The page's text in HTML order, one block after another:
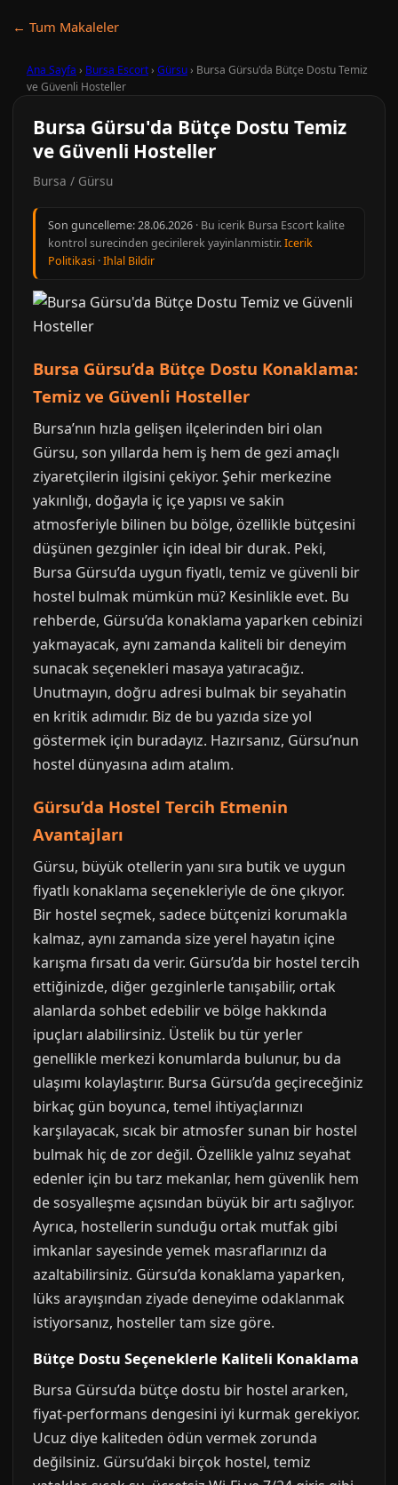
← Tum Makaleler
Ana Sayfa › Bursa Escort› Gürsu› Bursa Gürsu'da Bütçe Dostu Temiz
ve Güvenli Hosteller
Bursa Gürsu'da Bütçe Dostu Temiz
ve Güvenli Hosteller
Bursa / Gürsu
Son guncelleme:28.06.2026 · Bu icerik Bursa Escort kalite
kontrol surecinden gecirilerek yayinlanmistir.Icerik
Politikasi ·Ihlal Bildir
Bursa Gürsu’da Bütçe Dostu Konaklama:
Temiz ve Güvenli Hosteller
Bursa’nın hızla gelişen ilçelerinden biri olan
Gürsu, son yıllarda hem iş hem de gezi amaçlı
ziyaretçilerin ilgisini çekiyor. Şehir merkezine
yakınlığı, doğayla iç içe yapısı ve sakin
atmosferiyle bilinen bu bölge, özellikle bütçesini
düşünen gezginler için ideal bir durak. Peki,
Bursa Gürsu’da uygun fiyatlı, temiz ve güvenli bir
hostel bulmak mümkün mü? Kesinlikle evet. Bu
rehberde, Gürsu’da konaklama yaparken cebinizi
yakmayacak, aynı zamanda kaliteli bir deneyim
sunacak seçenekleri masaya yatıracağız.
Unutmayın, doğru adresi bulmak bir seyahatin
en kritik adımıdır. Biz de bu yazıda size yol
göstermek için buradayız. Hazırsanız, Gürsu’nun
hostel dünyasına adım atalım.
Gürsu’da Hostel Tercih Etmenin
Avantajları
Gürsu, büyük otellerin yanı sıra butik ve uygun
fiyatlı konaklama seçenekleriyle de öne çıkıyor.
Bir hostel seçmek, sadece bütçenizi korumakla
kalmaz, aynı zamanda size yerel hayatın içine
karışma fırsatı da verir. Gürsu’da bir hostel tercih
ettiğinizde, diğer gezginlerle tanışabilir, ortak
alanlarda sohbet edebilir ve bölge hakkında
ipuçları alabilirsiniz. Üstelik bu tür yerler
genellikle merkezi konumlarda bulunur, bu da
ulaşımı kolaylaştırır. Bursa Gürsu’da geçireceğiniz
birkaç gün boyunca, temel ihtiyaçlarınızı
karşılayacak, sıcak bir atmosfer sunan bir hostel
bulmak hiç de zor değil. Özellikle yalnız seyahat
edenler için bu tarz mekanlar, hem güvenlik hem
de sosyalleşme açısından büyük bir artı sağlıyor.
Ayrıca, hostellerin sunduğu ortak mutfak gibi
imkanlar sayesinde yemek masraflarınızı da
azaltabilirsiniz. Gürsu’da konaklama yaparken,
lüks arayışından ziyade deneyime odaklanmak
istiyorsanız, hosteller tam size göre.
Bütçe Dostu Seçeneklerle Kaliteli Konaklama
Bursa Gürsu’da bütçe dostu bir hostel ararken,
fiyat-performans dengesini iyi kurmak gerekiyor.
Ucuz diye kaliteden ödün vermek zorunda
değilsiniz. Gürsu’daki birçok hostel, temiz